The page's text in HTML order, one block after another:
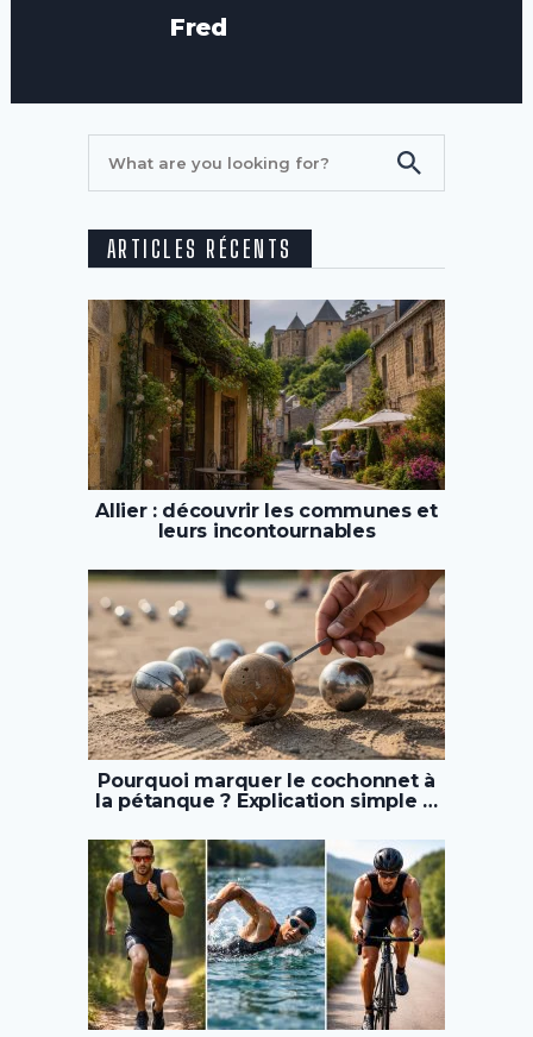
Fred
ARTICLES RÉCENTS
Allier : découvrir les communes et
leurs incontournables
Pourquoi marquer le cochonnet à
la pétanque ? Explication simple …